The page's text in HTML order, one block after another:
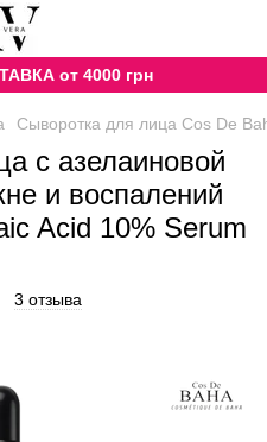
от 4000 грн
Сыворотка для лица Cos De
с азелаиновой
и воспалений
Acid 10% Serum
3 отзыва